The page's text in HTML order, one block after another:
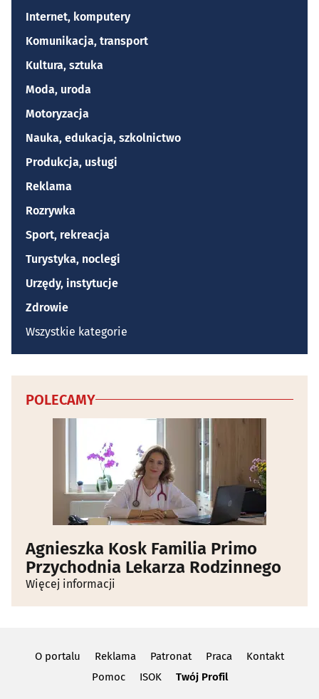
Internet, komputery
Komunikacja, transport
Kultura, sztuka
Moda, uroda
Motoryzacja
Nauka, edukacja, szkolnictwo
Produkcja, usługi
Reklama
Rozrywka
Sport, rekreacja
Turystyka, noclegi
Urzędy, instytucje
Zdrowie
Wszystkie kategorie
POLECAMY
Agnieszka Kosk Familia Primo
Przychodnia Lekarza Rodzinnego
Więcej informacji
O portalu Reklama Patronat Praca
Kontakt
Pomoc
ISOK Twój Profil